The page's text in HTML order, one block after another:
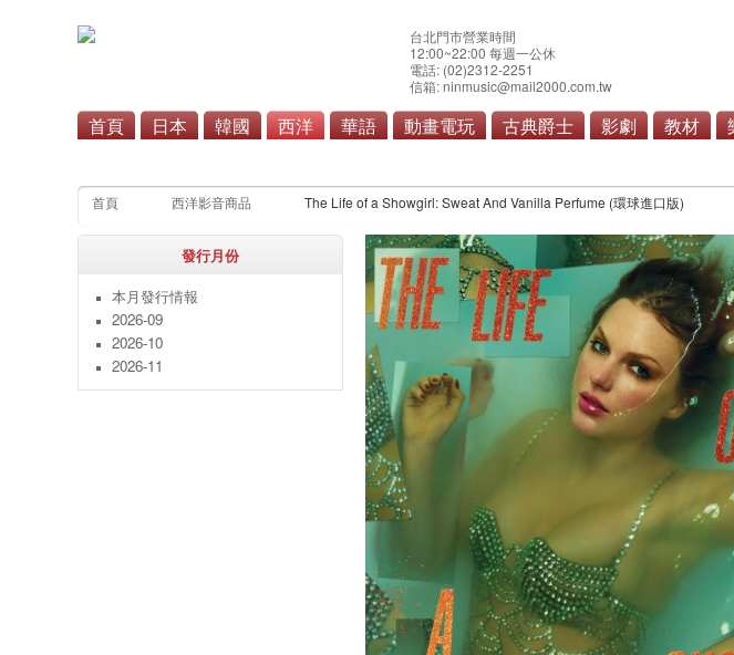
台北門市營業時間
12:00~22:00 每週一公休
電話: (02)2312-2251
信箱: ninmusic@mail2000.com.tw
首頁 日本 韓國 西洋 華語 動畫電玩 古典爵士 影劇 教材
首頁 西洋影音商品 The Life of a Showgirl: Sweat And Vanilla Perfume (環球進口版)
發行月份
本月發行情報
2026-09
2026-10
2026-11